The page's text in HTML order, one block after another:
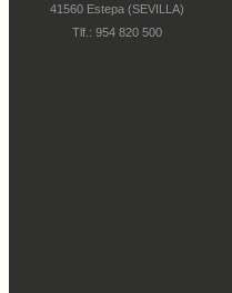
41560 Estepa (SEVILLA)
Tlf.: 954 820 500